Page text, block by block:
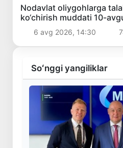
Nodavlat oliygohlarga
ko‘chirish muddati 10-
uzaytirildi
6 avg 2026, 14:30
Soʻnggi yangiliklar